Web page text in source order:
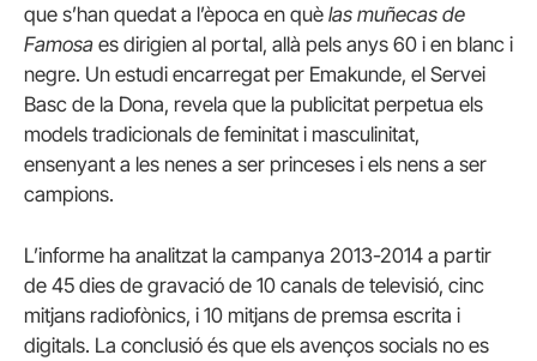
que s’han quedat a l’època en què las muñecas de
Famosa es dirigien al portal, allà pels anys 60 i en blanc i
negre. Un estudi encarregat per Emakunde, el Servei
Basc de la Dona, revela que la publicitat perpetua els
models tradicionals de feminitat i masculinitat,
ensenyant a les nenes a ser princeses i els nens a ser
campions.
L’informe ha analitzat la campanya 2013-2014 a partir
de 45 dies de gravació de 10 canals de televisió, cinc
mitjans radiofònics, i 10 mitjans de premsa escrita i
digitals. La conclusió és que els avenços socials no es